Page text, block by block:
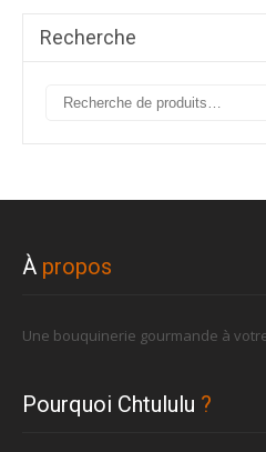
Recherche
Recherche
À propos
Une bouquinerie gourmande à
Pourquoi Chtululu ?